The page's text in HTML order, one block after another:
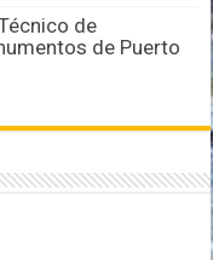
de
de Puerto